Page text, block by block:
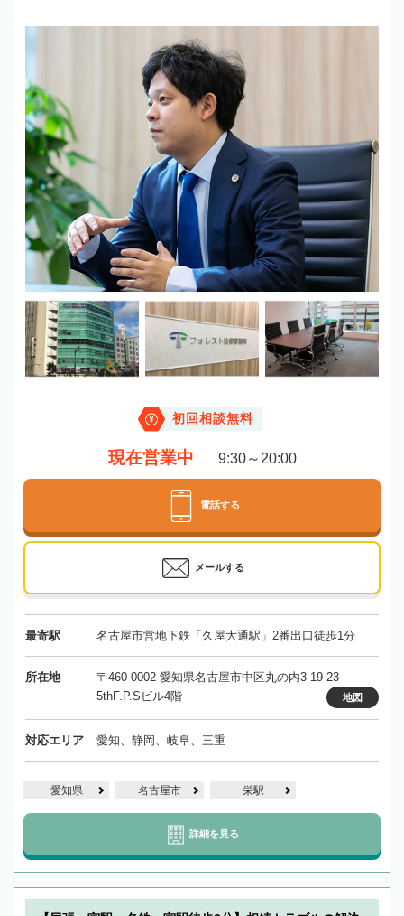
初回相談無料
現在営業中 9:30～20:00
電話する
メールする
最寄駅 名古屋市営地下鉄「久屋大通駅」2番出口徒歩1分
所在地
〒460-0002 愛知県名古屋市中区丸の内3-19-23
5thF.P.Sビル4階
地図
対応エリア 愛知、静岡、岐阜、三重
愛知県 名古屋市 栄駅
詳細を見る